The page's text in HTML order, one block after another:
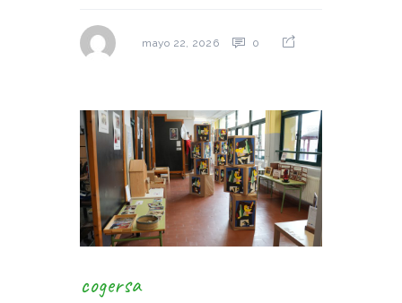
mayo 22, 2026 0
cogersa